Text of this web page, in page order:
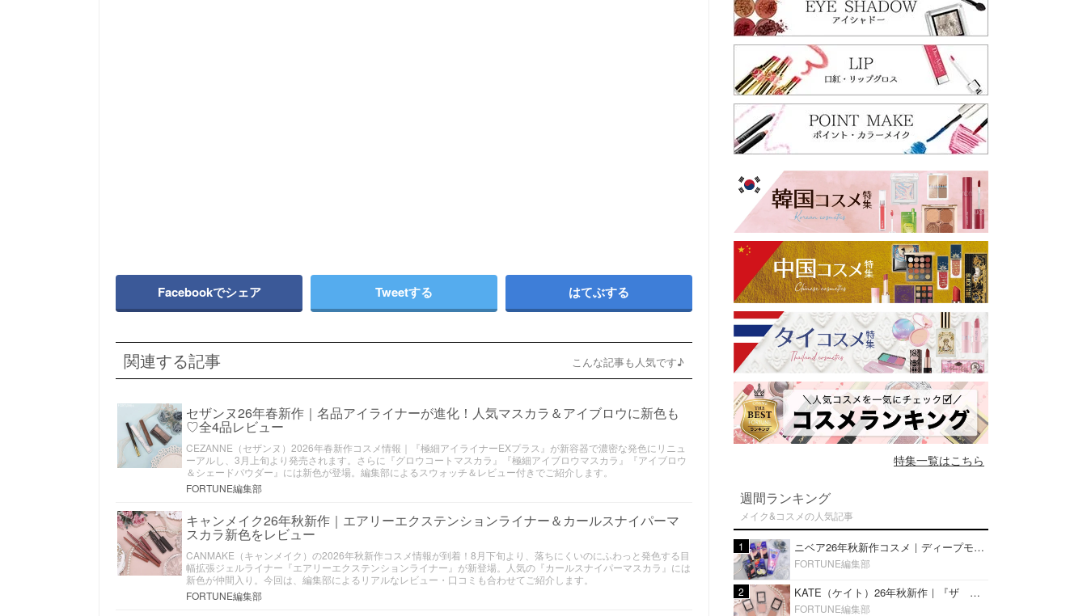
Facebookでシェア Tweetする はてぶする
関連する記事 こんな記事も人気です♪
セザンヌ26年春新作｜名品アイライナーが進化！人気マスカラ＆アイブロウに新色も
♡全4品レビュー
CEZANNE（セザンヌ）2026年春新作コスメ情報｜『極細アイライナーEXプラス』が新容器で濃密な発色にリニュ
ーアルし、3月上旬より発売されます。さらに『グロウコートマスカラ』『極細アイブロウマスカラ』『アイブロウ
＆シェードパウダー』には新色が登場。編集部によるスウォッチ＆レビュー付きでご紹介します。
FORTUNE編集部
キャンメイク26年秋新作｜エアリーエクステンションライナー＆カールスナイパーマ
スカラ新色をレビュー
CANMAKE（キャンメイク）の2026年秋新作コスメ情報が到着！8月下旬より、落ちにくいのにふわっと発色する目
幅拡張ジェルライナー『エアリーエクステンションライナー』が新登場。人気の『カールスナイパーマスカラ』には
新色が仲間入り。今回は、編集部によるリアルなレビュー・口コミも合わせてご紹介します。
FORTUNE編集部
特集一覧はこちら
週間ランキング
メイク&コスメの人気記事
1 ニベア26年秋新作コスメ｜ディープモイスチャーリップの美容液タイプや2in1ボディクリームスクラブも
FORTUNE編集部
2 KATE（ケイト）26年秋新作｜『ザ アイカラー』に白みベージュ系淡色カラーが登場！新3色をレビュー
FORTUNE編集部